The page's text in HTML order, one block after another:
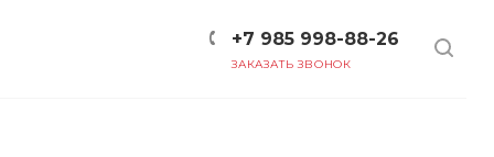
+7 985 998-88-26
ЗАКАЗАТЬ ЗВОНОК